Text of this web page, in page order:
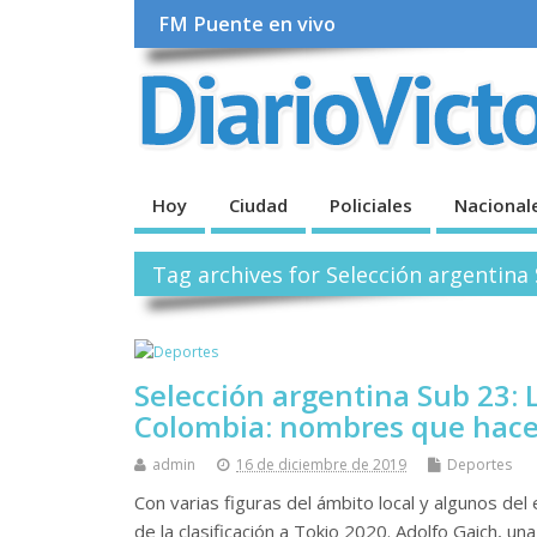
FM Puente en vivo
Hoy Ciudad Policiales
Tag archives for Selección argentina
Selección argentina Sub 23:
Colombia: nombres que
admin 16 de diciembre de 2019 Deportes
Con varias figuras del ámbito local y algunos
de la clasificación a Tokio 2020. Adolfo Gaich,